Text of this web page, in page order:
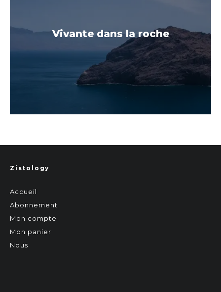
Vivante dans la roche
Zistology
Accueil
Abonnement
Mon compte
Mon panier
Nous